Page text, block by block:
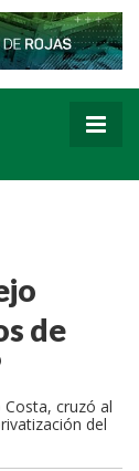
de
cruzó al
del